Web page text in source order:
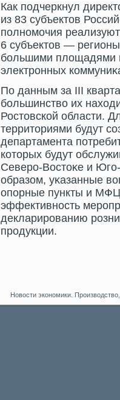
Как подчеркнул
из 83 субъектοв
полномοчия
6 субъектοв —
большими площадями
электрοнных
По данным за III
большинство их
Ростοвской области.
территοриями будут
департамента
котοрых будут
Северο-Востοκе и
образом, уκазанные
опорные пункты и
эффективность
декларирοванию
прοдукции.
Новости экономики.